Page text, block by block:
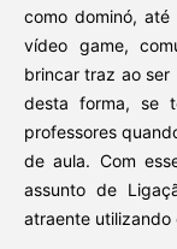
como dominó,
vídeo game,
brincar traz ao ser
desta forma, se
professores
de aula. Com
assunto de
atraente utilizando